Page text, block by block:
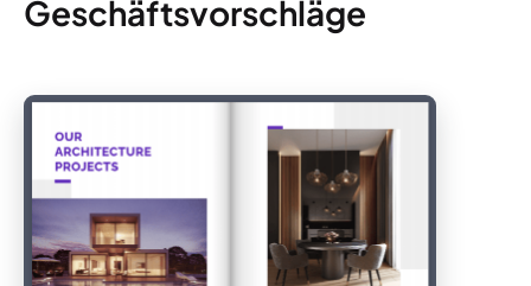
Geschäftsvorschläge